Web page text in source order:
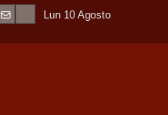
Lun 10 Agosto